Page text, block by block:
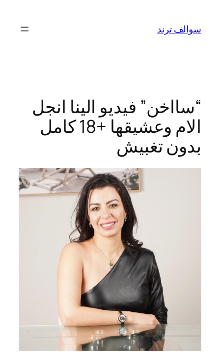
المحتوى
سوالف ترند
“سااخن” فيديو الينا انجل
الام وعشيقها +18 كامل
بدون تغبيش